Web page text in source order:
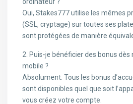
Oui, Stakes777 utilise les mêmes
(SSL, cryptage) sur toutes ses
sont protégées de manière
2. Puis-je bénéficier des bonus dès
mobile ?
Absolument. Tous les bonus
sont disponibles quel que soit
vous créez votre compte.